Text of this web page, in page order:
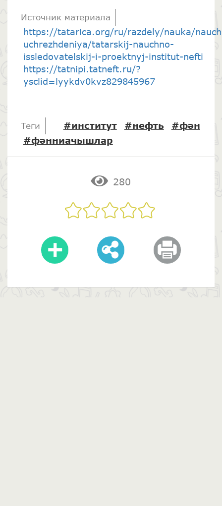
Источник материала
https://tatarica.org/ru/razdely/nauka/
uchrezhdeniya/tatarskij-nauchno-
issledovatelskij-i-proektnyj-institut-nefti
https://tatnipi.tatneft.ru/?
ysclid=lyykdv0kvz829845967
Теги #институт #нефть
#фән
#фәнниачышлар
280